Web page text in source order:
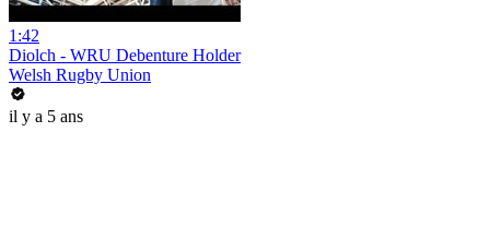
1:42
Diolch - WRU Debenture Holder
Welsh Rugby Union
il y a 5 ans